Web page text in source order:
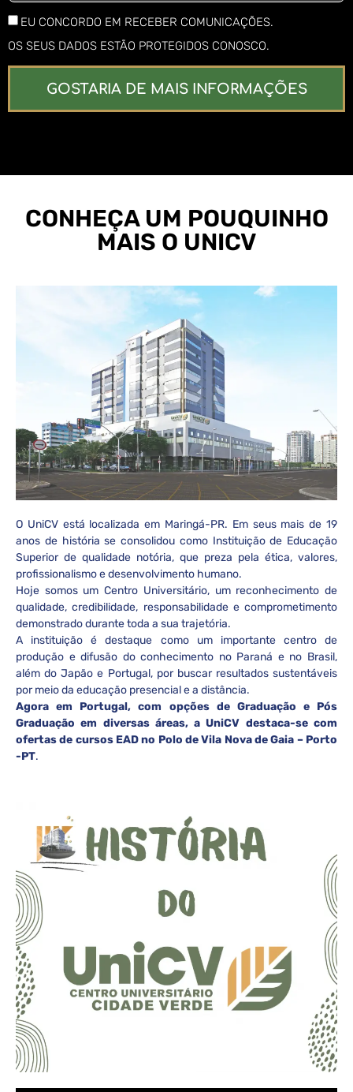
EU CONCORDO EM RECEBER COMUNICAÇÕES.
OS SEUS DADOS ESTÃO PROTEGIDOS CONOSCO.
GOSTARIA DE MAIS INFORMAÇÕES
CONHEÇA UM POUQUINHO
MAIS O UNICV
O UniCV está localizada em Maringá-PR. Em seus mais de 19
anos de história se consolidou como Instituição de Educação
Superior de qualidade notória, que preza pela ética, valores,
profissionalismo e desenvolvimento humano.
Hoje somos um Centro Universitário, um reconhecimento de
qualidade, credibilidade, responsabilidade e comprometimento
demonstrado durante toda a sua trajetória.
A instituição é destaque como um importante centro de
produção e difusão do conhecimento no Paraná e no Brasil,
além do Japão e Portugal, por buscar resultados sustentáveis
por meio da educação presencial e a distância.
Agora em Portugal, com opções de Graduação e Pós
Graduação em diversas áreas, a UniCV destaca-se com
ofertas de cursos EAD no Polo de Vila Nova de Gaia – Porto
-PT.